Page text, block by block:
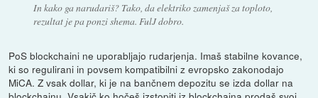
In kako ga narudariš? Tako, da elektriko zamenjaš za toploto,
rezultat je pa ponzi shema. FulJ dobro.
PoS blockchaini ne uporabljajo rudarjenja. Imaš stabilne kovance,
ki so regulirani in povsem kompatibilni z evropsko zakonodajo
MiCA. Z vsak dollar, ki je na bančnem depozitu se izda dollar na